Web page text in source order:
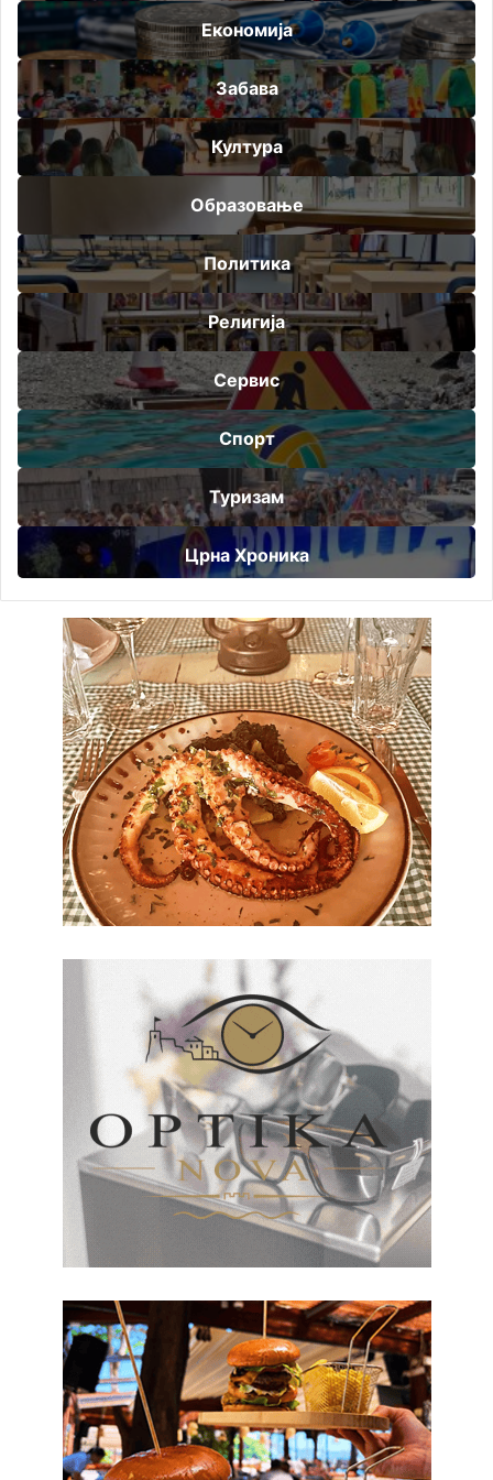
Економија
Забава
Култура
Образовање
Политика
Религија
Сервис
Спорт
Туризам
Црна Хроника